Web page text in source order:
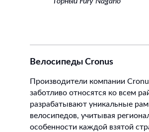
Велосипеды Cronus
Производители компании
заботливо относятся ко всем
разрабатывают уникальные
велосипедов, учитывая
особенности каждой взятой